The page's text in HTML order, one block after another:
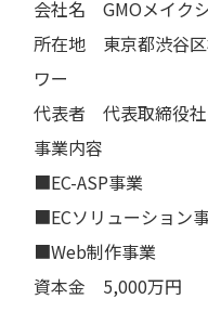
会社名 GMOメイク
所在地 東京都渋谷
ワー
代表者 代表取締役
事業内容
■EC-ASP事業
■ECソリューション
■Web制作事業
資本金 5,000万円